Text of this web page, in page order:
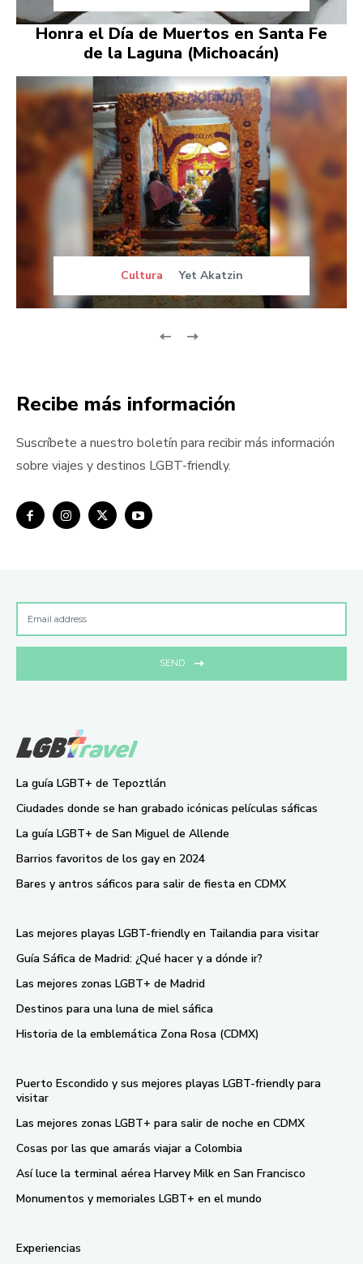
Honra el Día de Muertos en Santa Fe
de la Laguna (Michoacán)
Cultura Yet Akatzin
Recibe más información
Suscríbete a nuestro boletín para recibir más información
sobre viajes y destinos LGBT-friendly.
SEND
La guía LGBT+ de Tepoztlán
Ciudades donde se han grabado icónicas películas sáficas
La guía LGBT+ de San Miguel de Allende
Barrios favoritos de los gay en 2024
Bares y antros sáficos para salir de fiesta en CDMX
Las mejores playas LGBT-friendly en Tailandia para visitar
Guía Sáfica de Madrid: ¿Qué hacer y a dónde ir?
Las mejores zonas LGBT+ de Madrid
Destinos para una luna de miel sáfica
Historia de la emblemática Zona Rosa (CDMX)
Puerto Escondido y sus mejores playas LGBT-friendly para
visitar
Las mejores zonas LGBT+ para salir de noche en CDMX
Cosas por las que amarás viajar a Colombia
Así luce la terminal aérea Harvey Milk en San Francisco
Monumentos y memoriales LGBT+ en el mundo
Experiencias